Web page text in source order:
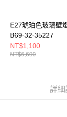
時審查核予不同之上
５．嚴禁一人註冊多
恩沛科技股份有限公
E27琥珀色玻璃壁
B69-32-35227
NT$1,100
NT$6,600
詳細